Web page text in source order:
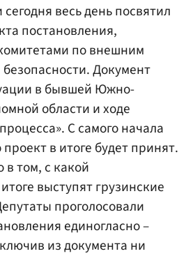
весь день посвятил
постановления,
по внешним
Документ
в бывшей Южно-
области и ходе
С самого начала
в итоге будет принят.
в том, с какой
выступят грузинские
проголосовали
единогласно –
из документа ни